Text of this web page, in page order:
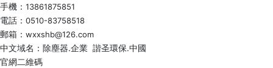
手機： 13861875851
電話： 0510-83758518
郵箱： wxxshb@126.com
中文域名：除塵器.企業 諧圣環保.中國
官網二維碼